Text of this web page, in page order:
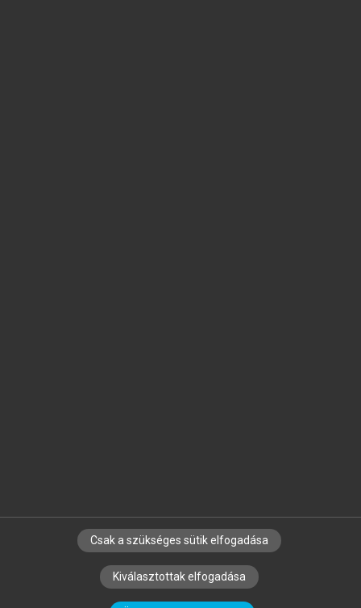
SZERZŐKNEK CÉGEKNEK KÖNYVTÁROSOKNAK
SZERKESZTÉSI ÉS LEKTORÁLÁSI ALAPELVEK
Csak a szükséges sütik elfogadása
Kiválasztottak elfogadása